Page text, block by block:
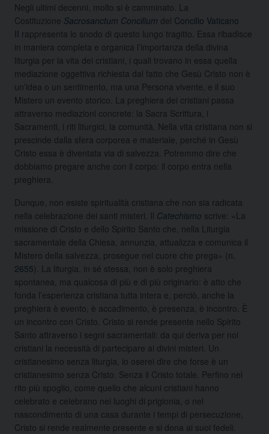
Negli ultimi decenni, molto si è camminato. La
Costituzione Sacrosanctum Concilium del Concilio Vaticano
II rappresenta lo snodo di questo lungo tragitto. Essa ribadisce
in maniera completa e organica l’importanza della divina
liturgia per la vita dei cristiani, i quali trovano in essa quella
mediazione oggettiva richiesta dal fatto che Gesù Cristo non è
un’idea o un sentimento, ma una Persona vivente, e il suo
Mistero un evento storico. La preghiera dei cristiani passa
attraverso mediazioni concrete: la Sacra Scrittura, i
Sacramenti, i riti liturgici, la comunità. Nella vita cristiana non si
prescinde dalla sfera corporea e materiale, perché in Gesù
Cristo essa è diventata via di salvezza. Potremmo dire che
dobbiamo pregare anche con il corpo: il corpo entra nella
preghiera.
Dunque, non esiste spiritualità cristiana che non sia radicata
nella celebrazione dei santi misteri. Il Catechismo scrive: «La
missione di Cristo e dello Spirito Santo che, nella Liturgia
sacramentale della Chiesa, annunzia, attualizza e comunica il
Mistero della salvezza, prosegue nel cuore che prega» (n.
2655). La liturgia, in sé stessa, non è solo preghiera
spontanea, ma qualcosa di più e di più originario: è atto che
fonda l’esperienza cristiana tutta intera e, perciò, anche la
preghiera è evento, è accadimento, è presenza, è incontro. È
un incontro con Cristo. Cristo si rende presente nello Spirito
Santo attraverso i segni sacramentali: da qui deriva per noi
cristiani la necessità di partecipare ai divini misteri. Un
cristianesimo senza liturgia, io oserei dire che forse è un
cristianesimo senza Cristo. Senza il Cristo totale. Perfino nel
rito più spoglio, come quello che alcuni cristiani hanno
celebrato e celebrano nei luoghi di prigionia, o nel
nascondimento di una casa durante i tempi di persecuzione,
Cristo si rende realmente presente e si dona ai suoi fedeli.